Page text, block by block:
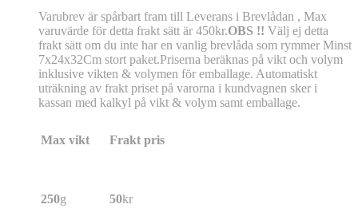
Varubrev är spårbart fram till Leverans i Brevlådan , Max
varuvärde för detta frakt sätt är 450kr.OBS !! Välj ej detta
frakt sätt om du inte har en vanlig brevlåda som rymmer Minst
7x24x32Cm stort paket.Priserna beräknas på vikt och volym
inklusive vikten & volymen för emballage. Automatiskt
uträkning av frakt priset på varorna i kundvagnen sker i
kassan med kalkyl på vikt & volym samt emballage.
Max vikt Frakt pris
250g 50kr